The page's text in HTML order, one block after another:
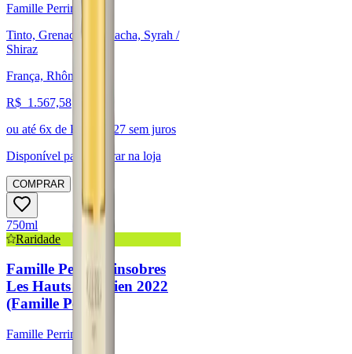
Famille Perrin
Tinto, Grenache/Garnacha, Syrah /
Shiraz
França, Rhône
R$ 1.567,58
ou até 6x de R$ 261,27 sem juros
Disponível para:
Retirar na loja
COMPRAR
750ml
Raridade
Famille Perrin Vinsobres
Les Hauts de Julien 2022
(Famille Perrin)
Famille Perrin